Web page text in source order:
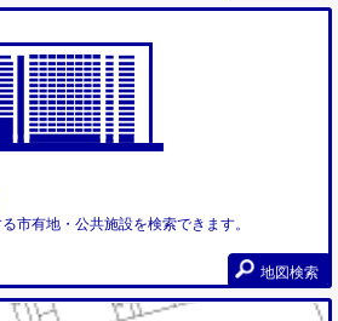
市有地・公共施設を検索できます。
地図検索